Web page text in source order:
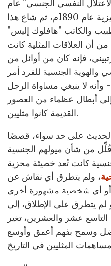
النفسي الجنسي" عام
1886م، وتُرجِم إلى الإنجليزية عام 1890م، ثم شاع هذا
والكاتب "هافلوك إليس"
من أن العلاقات المثلية كانت
فإنه كان من أوائل من
والهوية الجنسية للفرد أمر
لا ينبغي مساواة الرجل
أبطال عظماء من العصور
القديمة كانوا مثليين.
على حد سواء، قصصًا
من شأن ميولهم الجنسية
كانت تُعد خطيئة مخزية
، ولم يتطرق أي نقاش عن
أو أي شخصية مشهورة أخرى
لم يتطرق على الإطلاق، إلى
التاسع عشر والعشرين، تغير
وسمح بفهم أعمق وأوسع